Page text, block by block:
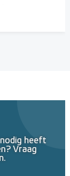
heeft
Vraag